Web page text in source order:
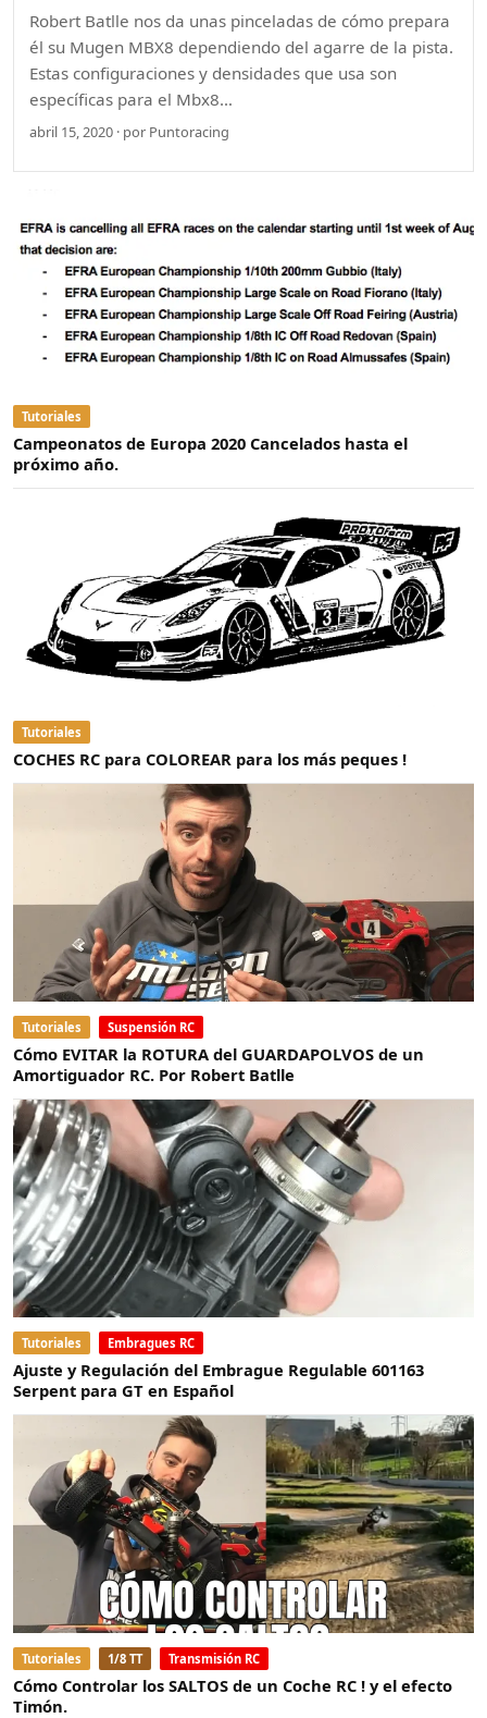
Robert Batlle nos da unas pinceladas de cómo prepara
él su Mugen MBX8 dependiendo del agarre de la pista.
Estas configuraciones y densidades que usa son
específicas para el Mbx8…
abril 15, 2020 · por Puntoracing
Tutoriales
Campeonatos de Europa 2020 Cancelados hasta el
próximo año.
Tutoriales
COCHES RC para COLOREAR para los más peques !
Tutoriales Suspensión RC
Cómo EVITAR la ROTURA del GUARDAPOLVOS de un
Amortiguador RC. Por Robert Batlle
Tutoriales Embragues RC
Ajuste y Regulación del Embrague Regulable 601163
Serpent para GT en Español
Tutoriales 1/8 TT Transmisión RC
Cómo Controlar los SALTOS de un Coche RC ! y el efecto
Timón.